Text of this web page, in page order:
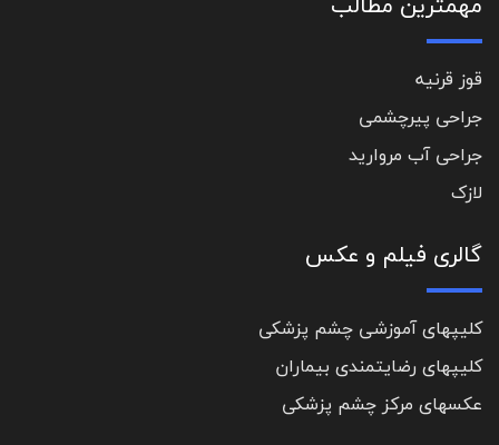
قوز قرنیه
جراحی پیرچشمی
جراحی آب مروارید
لازک
گالری فیلم و عکس
کلیپهای آموزشی چشم پزشکی
کلیپهای رضایتمندی بیماران
عکسهای مرکز چشم پزشکی